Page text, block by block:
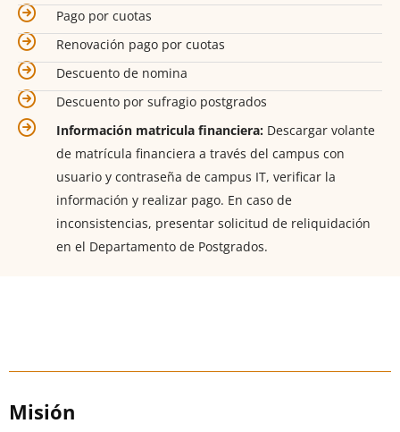
Pago por cuotas
Renovación pago por cuotas
Descuento de nomina
Descuento por sufragio postgrados
Información matricula financiera: Descargar volante
de matrícula financiera a través del campus con
usuario y contraseña de campus IT, verificar la
información y realizar pago. En caso de
inconsistencias, presentar solicitud de reliquidación
en el Departamento de Postgrados.
Misión